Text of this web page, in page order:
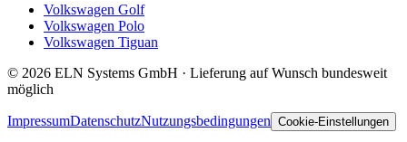
Volkswagen Golf
Volkswagen Polo
Volkswagen Tiguan
© 2026 ELN Systems GmbH · Lieferung auf Wunsch bundesweit
möglich
ImpressumDatenschutzNutzungsbedingungen Cookie-Einstellungen